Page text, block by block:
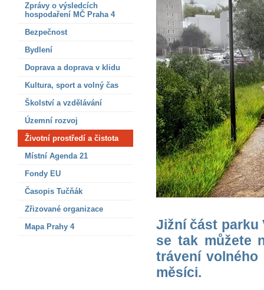
Zprávy o výsledcích
hospodaření MČ Praha 4
Bezpečnost
Bydlení
Doprava a doprava v klidu
Kultura, sport a volný čas
Školství a vzdělávání
Územní rozvoj
Životní prostředí a čistota
Místní Agenda 21
Fondy EU
Časopis Tučňák
Zřizované organizace
Mapa Prahy 4
Jižní část parku
se tak můžete
trávení
měsíci.